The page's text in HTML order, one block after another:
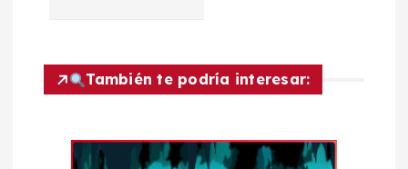
ó
También te podría interesar: